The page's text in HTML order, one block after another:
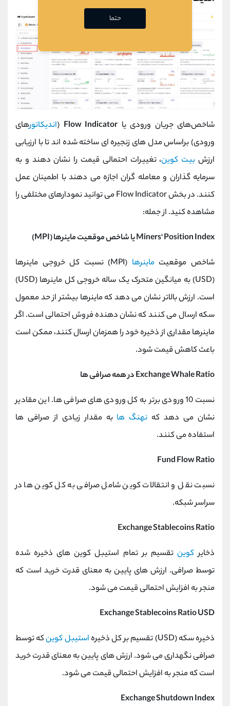
شاخص‌های جریان ورودی یا Flow Indicator
(اندیکاتورهای
ورودی) براساس مدل‌ های زنجیره‌ ای ساخته شده‌ اند تا با ارزیابی
ارزش بیت‌ کوین، تغییرات احتمالی قیمت را نشان دهند و به
سرمایه ‌گذاران و معامله ‌گران اجازه می ‌دهند با اطمینان عمل
کنند. در بخش Flow Indicator می توانید نمودارهای مختلفی را
مشاهده کنید. از جمله:
Miners' Position Index یا شاخص موقعیت ماینرها (MPI)
شاخص موقعیتماینرها
(MPI) نسبت کل خروجی ماینرها
(USD) به میانگین متحرک یک ساله خروجی کل ماینرها (USD)
است. ارزش بالاتر نشان می دهد که ماینرها بیشتر از حد معمول
سکه ارسال می کنند که نشان دهنده فروش احتمالی است. اگر
ماینرها مقداری از ذخیره خود را همزمان ارسال کنند، ممکن است
باعث کاهش قیمت شود.
Exchange Whale Ratio در همه صرافی ها
نسبت 10 ورودی برتر به کل ورودی های صرافی ها. این مقادیر
نشان می دهد که نهنگ ها به مقدار زیادی از صرافی ها
استفاده می کنند.
Fund Flow Ratio
نسبت نقل و انتقالات کوین شامل صرافی به کل کوین ها در
سراسر شبکه.
Exchange Stablecoins Ratio
ذخایرکوین تقسیم بر تمام استیبل کوین های ذخیره شده
توسط صرافی. ارزش های پایین به معنای قدرت خرید است که
منجر به افزایش احتمالی قیمت می شود.
Exchange Stablecoins Ratio USD
ذخیره سکه (USD) تقسیم بر کل ذخیره
استیبل کوینکه توسط
صرافی نگهداری می شود. ارزش های پایین به معنای قدرت خرید
است که منجر به افزایش احتمالی قیمت می شود.
Exchange Shutdown Index
حتما